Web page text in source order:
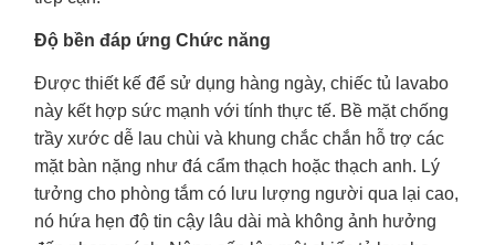
Độ bền đáp ứng Chức năng
Được thiết kế để sử dụng hàng ngày, chiếc tủ lavabo
này kết hợp sức mạnh với tính thực tế. Bề mặt chống
trầy xước dễ lau chùi và khung chắc chắn hỗ trợ các
mặt bàn nặng như đá cẩm thạch hoặc thạch anh. Lý
tưởng cho phòng tắm có lưu lượng người qua lại cao,
nó hứa hẹn độ tin cậy lâu dài mà không ảnh hưởng